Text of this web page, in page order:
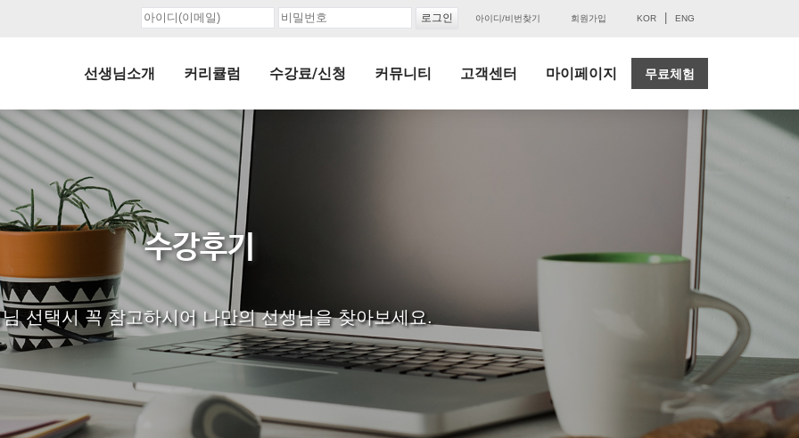
아이디/비번찾기 회원가입 KOR ENG
선생님소개 커리큘럼 수강료/신청 커뮤니티 고객센터 마이페이지 무료체험
수강후기
선택시 꼭 참고하시어 나만의 선생님을 찾아보세요.